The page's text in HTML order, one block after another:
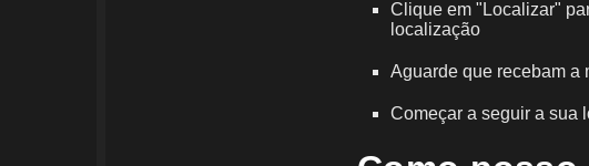
Clique em "Localizar"
localização
Aguarde que recebam a
Começar a seguir a sua